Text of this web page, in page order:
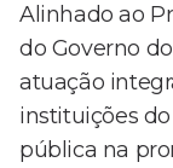
Alinhado ao
do Governo
atuação
instituições
pública na